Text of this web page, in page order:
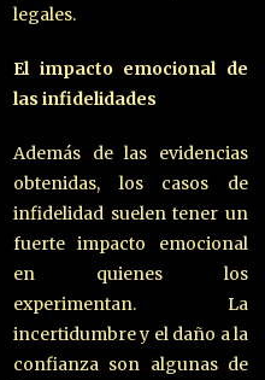
legales.
El impacto emocional de
las infidelidades
Además de las evidencias
obtenidas, los casos de
infidelidad suelen tener un
fuerte impacto emocional
en quienes los
experimentan. La
incertidumbre y el daño a la
confianza son algunas de